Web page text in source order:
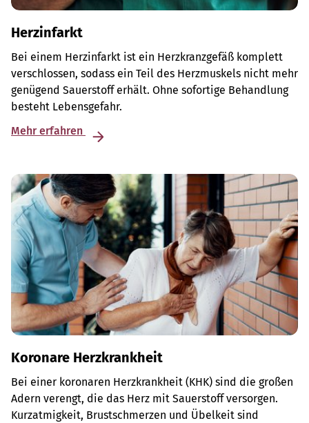
Herzinfarkt
Bei einem Herzinfarkt ist ein Herzkranzgefäß komplett
verschlossen, sodass ein Teil des Herzmuskels nicht mehr
genügend Sauerstoff erhält. Ohne sofortige Behandlung
besteht Lebensgefahr.
Mehr erfahren
Koronare Herzkrankheit
Bei einer koronaren Herzkrankheit (KHK) sind die großen
Adern verengt, die das Herz mit Sauerstoff versorgen.
Kurzatmigkeit, Brustschmerzen und Übelkeit sind